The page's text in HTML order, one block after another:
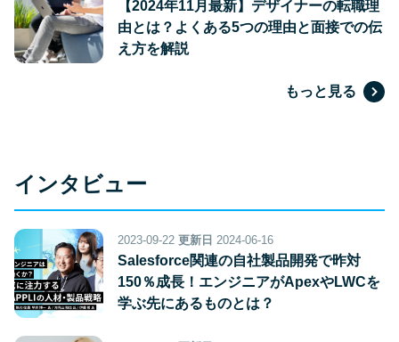
【2024年11月最新】デザイナーの転職理
由とは？よくある5つの理由と面接での伝
え方を解説
もっと見る
インタビュー
2023-09-22 更新日 2024-06-16
Salesforce関連の自社製品開発で昨対
150％成長！エンジニアがApexやLWCを
学ぶ先にあるものとは？